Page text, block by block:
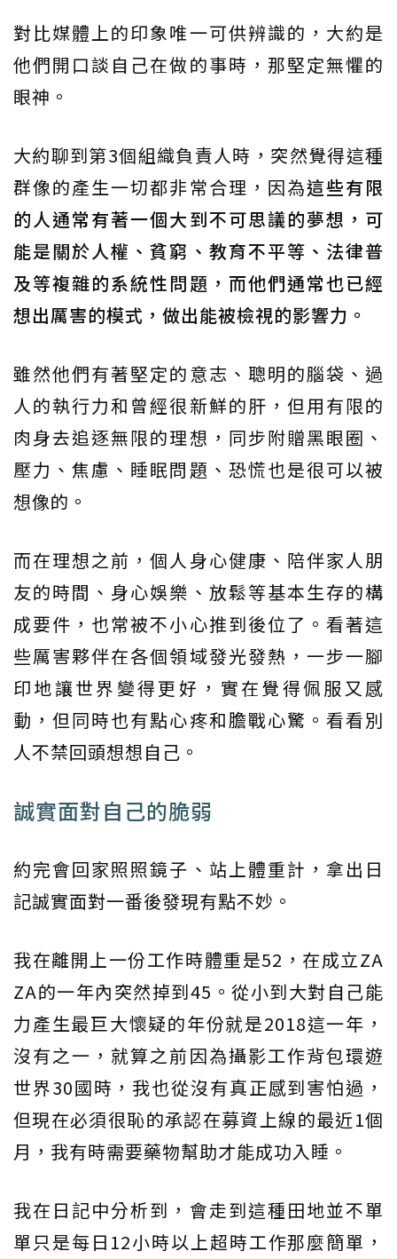
對比媒體上的印象唯一可供辨識的，大約是
他們開口談自己在做的事時，那堅定無懼的
眼神。
大約聊到第3個組織負責人時，突然覺得這種
群像的產生一切都非常合理，因為這些有限
的人通常有著一個大到不可思議的夢想，可
能是關於人權、貧窮、教育不平等、法律普
及等複雜的系統性問題，而他們通常也已經
想出厲害的模式，做出能被檢視的影響力。
雖然他們有著堅定的意志、聰明的腦袋、過
人的執行力和曾經很新鮮的肝，但用有限的
肉身去追逐無限的理想，同步附贈黑眼圈、
壓力、焦慮、睡眠問題、恐慌也是很可以被
想像的。
而在理想之前，個人身心健康、陪伴家人朋
友的時間、身心娛樂、放鬆等基本生存的構
成要件，也常被不小心推到後位了。看著這
些厲害夥伴在各個領域發光發熱，一步一腳
印地讓世界變得更好，實在覺得佩服又感
動，但同時也有點心疼和膽戰心驚。看看別
人不禁回頭想想自己。
誠實面對自己的脆弱
約完會回家照照鏡子、站上體重計，拿出日
記誠實面對一番後發現有點不妙。
我在離開上一份工作時體重是52，在成立ZA
ZA的一年內突然掉到45。從小到大對自己能
力產生最巨大懷疑的年份就是2018這一年，
沒有之一，就算之前因為攝影工作背包環遊
世界30國時，我也從沒有真正感到害怕過，
但現在必須很恥的承認在募資上線的最近1個
月，我有時需要藥物幫助才能成功入睡。
我在日記中分析到，會走到這種田地並不單
單只是每日12小時以上超時工作那麼簡單，